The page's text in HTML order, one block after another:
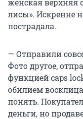
женская верхняя
лисы». Искренне
пострадала.
— Отправили
Фото другое,
функцией caps
обилием
понять.
деньги, но